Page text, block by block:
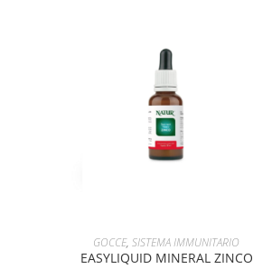
AGGIUNGI AL CARRELLO
GOCCE, SISTEMA IMMUNITARIO
EASYLIQUID MINERAL ZINCO